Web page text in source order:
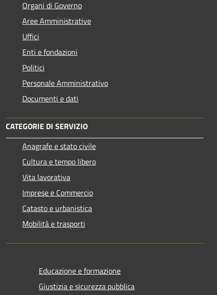
Organi di Governo
Aree Amministrative
Uffici
Enti e fondazioni
Politici
Personale Amministrativo
Documenti e dati
CATEGORIE DI SERVIZIO
Anagrafe e stato civile
Cultura e tempo libero
Vita lavorativa
Imprese e Commercio
Catasto e urbanistica
Mobilità e trasporti
Educazione e formazione
Giustizia e sicurezza pubblica